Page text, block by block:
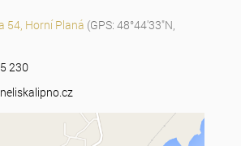
54, Horní Planá (GPS: 48°44'33"N,
230